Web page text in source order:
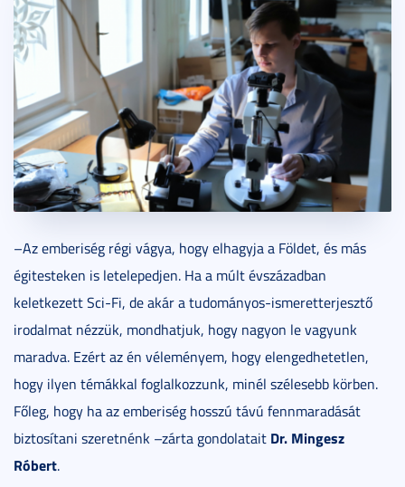
–Az emberiség régi vágya, hogy elhagyja a Földet, és más
égitesteken is letelepedjen. Ha a múlt évszázadban
keletkezett Sci-Fi, de akár a tudományos-ismeretterjesztő
irodalmat nézzük, mondhatjuk, hogy nagyon le vagyunk
maradva. Ezért az én véleményem, hogy elengedhetetlen,
hogy ilyen témákkal foglalkozzunk, minél szélesebb körben.
Főleg, hogy ha az emberiség hosszú távú fennmaradását
biztosítani szeretnénk –zárta gondolatait Dr. Mingesz
Róbert.